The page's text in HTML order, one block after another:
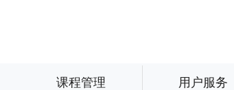
课程管理 用户服务